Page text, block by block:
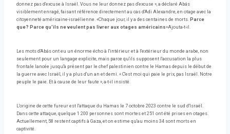
donnez pas d'excuse à Israël. Vous ne leur donnez pas d'excuse », a déclaré Abás
visiblement enragé, faisant référence directement au cas d'Adi Alexandre, en otage avec la
citoyenneté américaine-israélienne. «Chaque jour, il y a des centaines de morts. Parce
que? Parce qu'ils ne veulent pas livrer aux otages américains»Ajouta-t-il.
Les mots d'Abás ont eu un énorme écho à l'intérieur et à l'extérieur du monde arabe, non
seulement pour un langage explicite, mais parce qu'ils supposent l'accusation la plus
frontale lancée jusqu'à présent par le chef palestinien contre le Hamas depuis le début de
la guerre avec Israël, il y a plus d'un an et demi. « C'est moi qui paie le prix, pas Israël. Notre
peuple le paie. Et à cause de leur faute », a-t-il insisté.
L'origine de cette fureur est l'attaque du Hamas le 7 octobre 2023 contre le sud d'Israël.
Dans cette attaque, quelque 1 200 personnes sont mortes et 251 ont été prises en otages.
Actuellement, 58 restent captifs à Gaza, et on estime qu'au moins 34 sont morts en
captivité.